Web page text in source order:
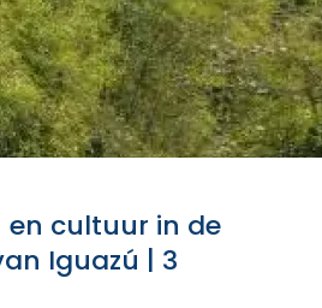
en cultuur in de
Iguazú | 3